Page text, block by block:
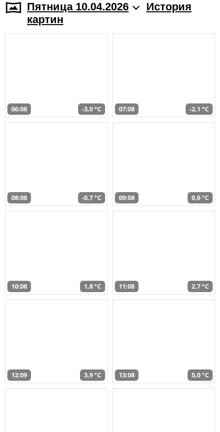
Пятница 10.04.2026
История
картин
06:08 -3,0 °C 07:08 -2,1 °C
08:08 -0,7 °C 09:08 0,6 °C
10:08 1,8 °C 11:08 2,7 °C
12:09 3,9 °C 13:08 5,0 °C